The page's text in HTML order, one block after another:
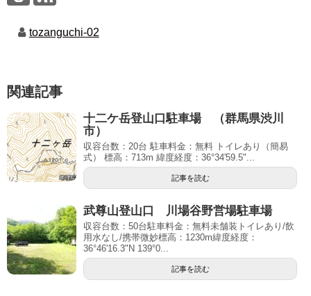
tozanguchi-02
関連記事
十二ケ岳登山口駐車場 （群馬県渋川
市）
収容台数：20台 駐車料金：無料 トイレあり（簡易
式） 標高：713m 緯度経度：36°34'59.5"...
記事を読む
武尊山登山口 川場谷野営場駐車場
収容台数：50台駐車料金：無料未舗装トイレあり/飲
用水なし/携帯微妙標高：1230m緯度経度：
36°46'16.3"N 139°0...
記事を読む